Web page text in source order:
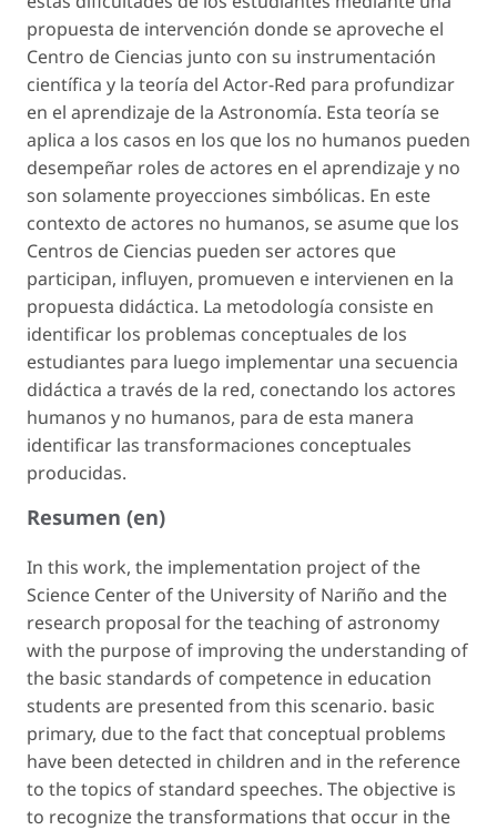
propuesta de intervención donde se aproveche el
Centro de Ciencias junto con su instrumentación
científica y la teoría del Actor-Red para profundizar
en el aprendizaje de la Astronomía. Esta teoría se
aplica a los casos en los que los no humanos pueden
desempeñar roles de actores en el aprendizaje y no
son solamente proyecciones simbólicas. En este
contexto de actores no humanos, se asume que los
Centros de Ciencias pueden ser actores que
participan, influyen, promueven e intervienen en la
propuesta didáctica. La metodología consiste en
identificar los problemas conceptuales de los
estudiantes para luego implementar una secuencia
didáctica a través de la red, conectando los actores
humanos y no humanos, para de esta manera
identificar las transformaciones conceptuales
producidas.
Resumen (en)
In this work, the implementation project of the
Science Center of the University of Nariño and the
research proposal for the teaching of astronomy
with the purpose of improving the understanding of
the basic standards of competence in education
students are presented from this scenario. basic
primary, due to the fact that conceptual problems
have been detected in children and in the reference
to the topics of standard speeches. The objective is
to recognize the transformations that occur in the